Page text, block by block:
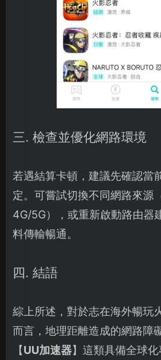
三. 檢查並優化網路環境
若遇結算卡頓，建議先確認當
定。可嘗試切換不同網路來源
4G/5G），或重新啟動路由器
料傳輸暢通。
四. 結語
綜上所述，對於志在海外暢玩
而言，地理距離造成的網路障
【UU加速器】這類具備全球